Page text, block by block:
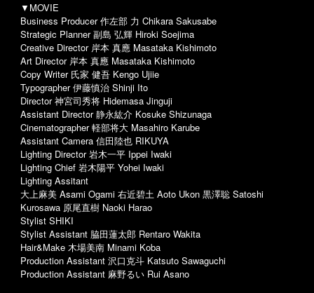
▼MOVIE
Business Producer 作左部 力 Chikara Sakusabe
Strategic Planner 副島 弘輝 Hiroki Soejima
Creative Director 岸本 真應 Masataka Kishimoto
Art Director 岸本 真應 Masataka Kishimoto
Copy Writer 氏家 健吾 Kengo Ujiie
Typographer 伊藤慎治 Shinji Ito
Director 神宮司秀将 Hidemasa Jinguji
Assistant Director 静永紘介 Kosuke Shizunaga
Cinematographer 軽部将大 Masahiro Karube
Assistant Camera 信田陸也 RIKUYA
Lighting Director 岩木一平 Ippei Iwaki
Lighting Chief 岩木陽平 Yohei Iwaki
Lighting Assitant
大上麻美 Asami Ogami 右近碧土 Aoto Ukon 黒澤聡 Satoshi
Kurosawa 原尾直樹 Naoki Harao
Stylist SHIKI
Stylist Assistant 脇田蓮太郎 Rentaro Wakita
Hair&Make 木場美南 Minami Koba
Production Assistant 沢口克斗 Katsuto Sawaguchi
Production Assistant 麻野るい Rui Asano